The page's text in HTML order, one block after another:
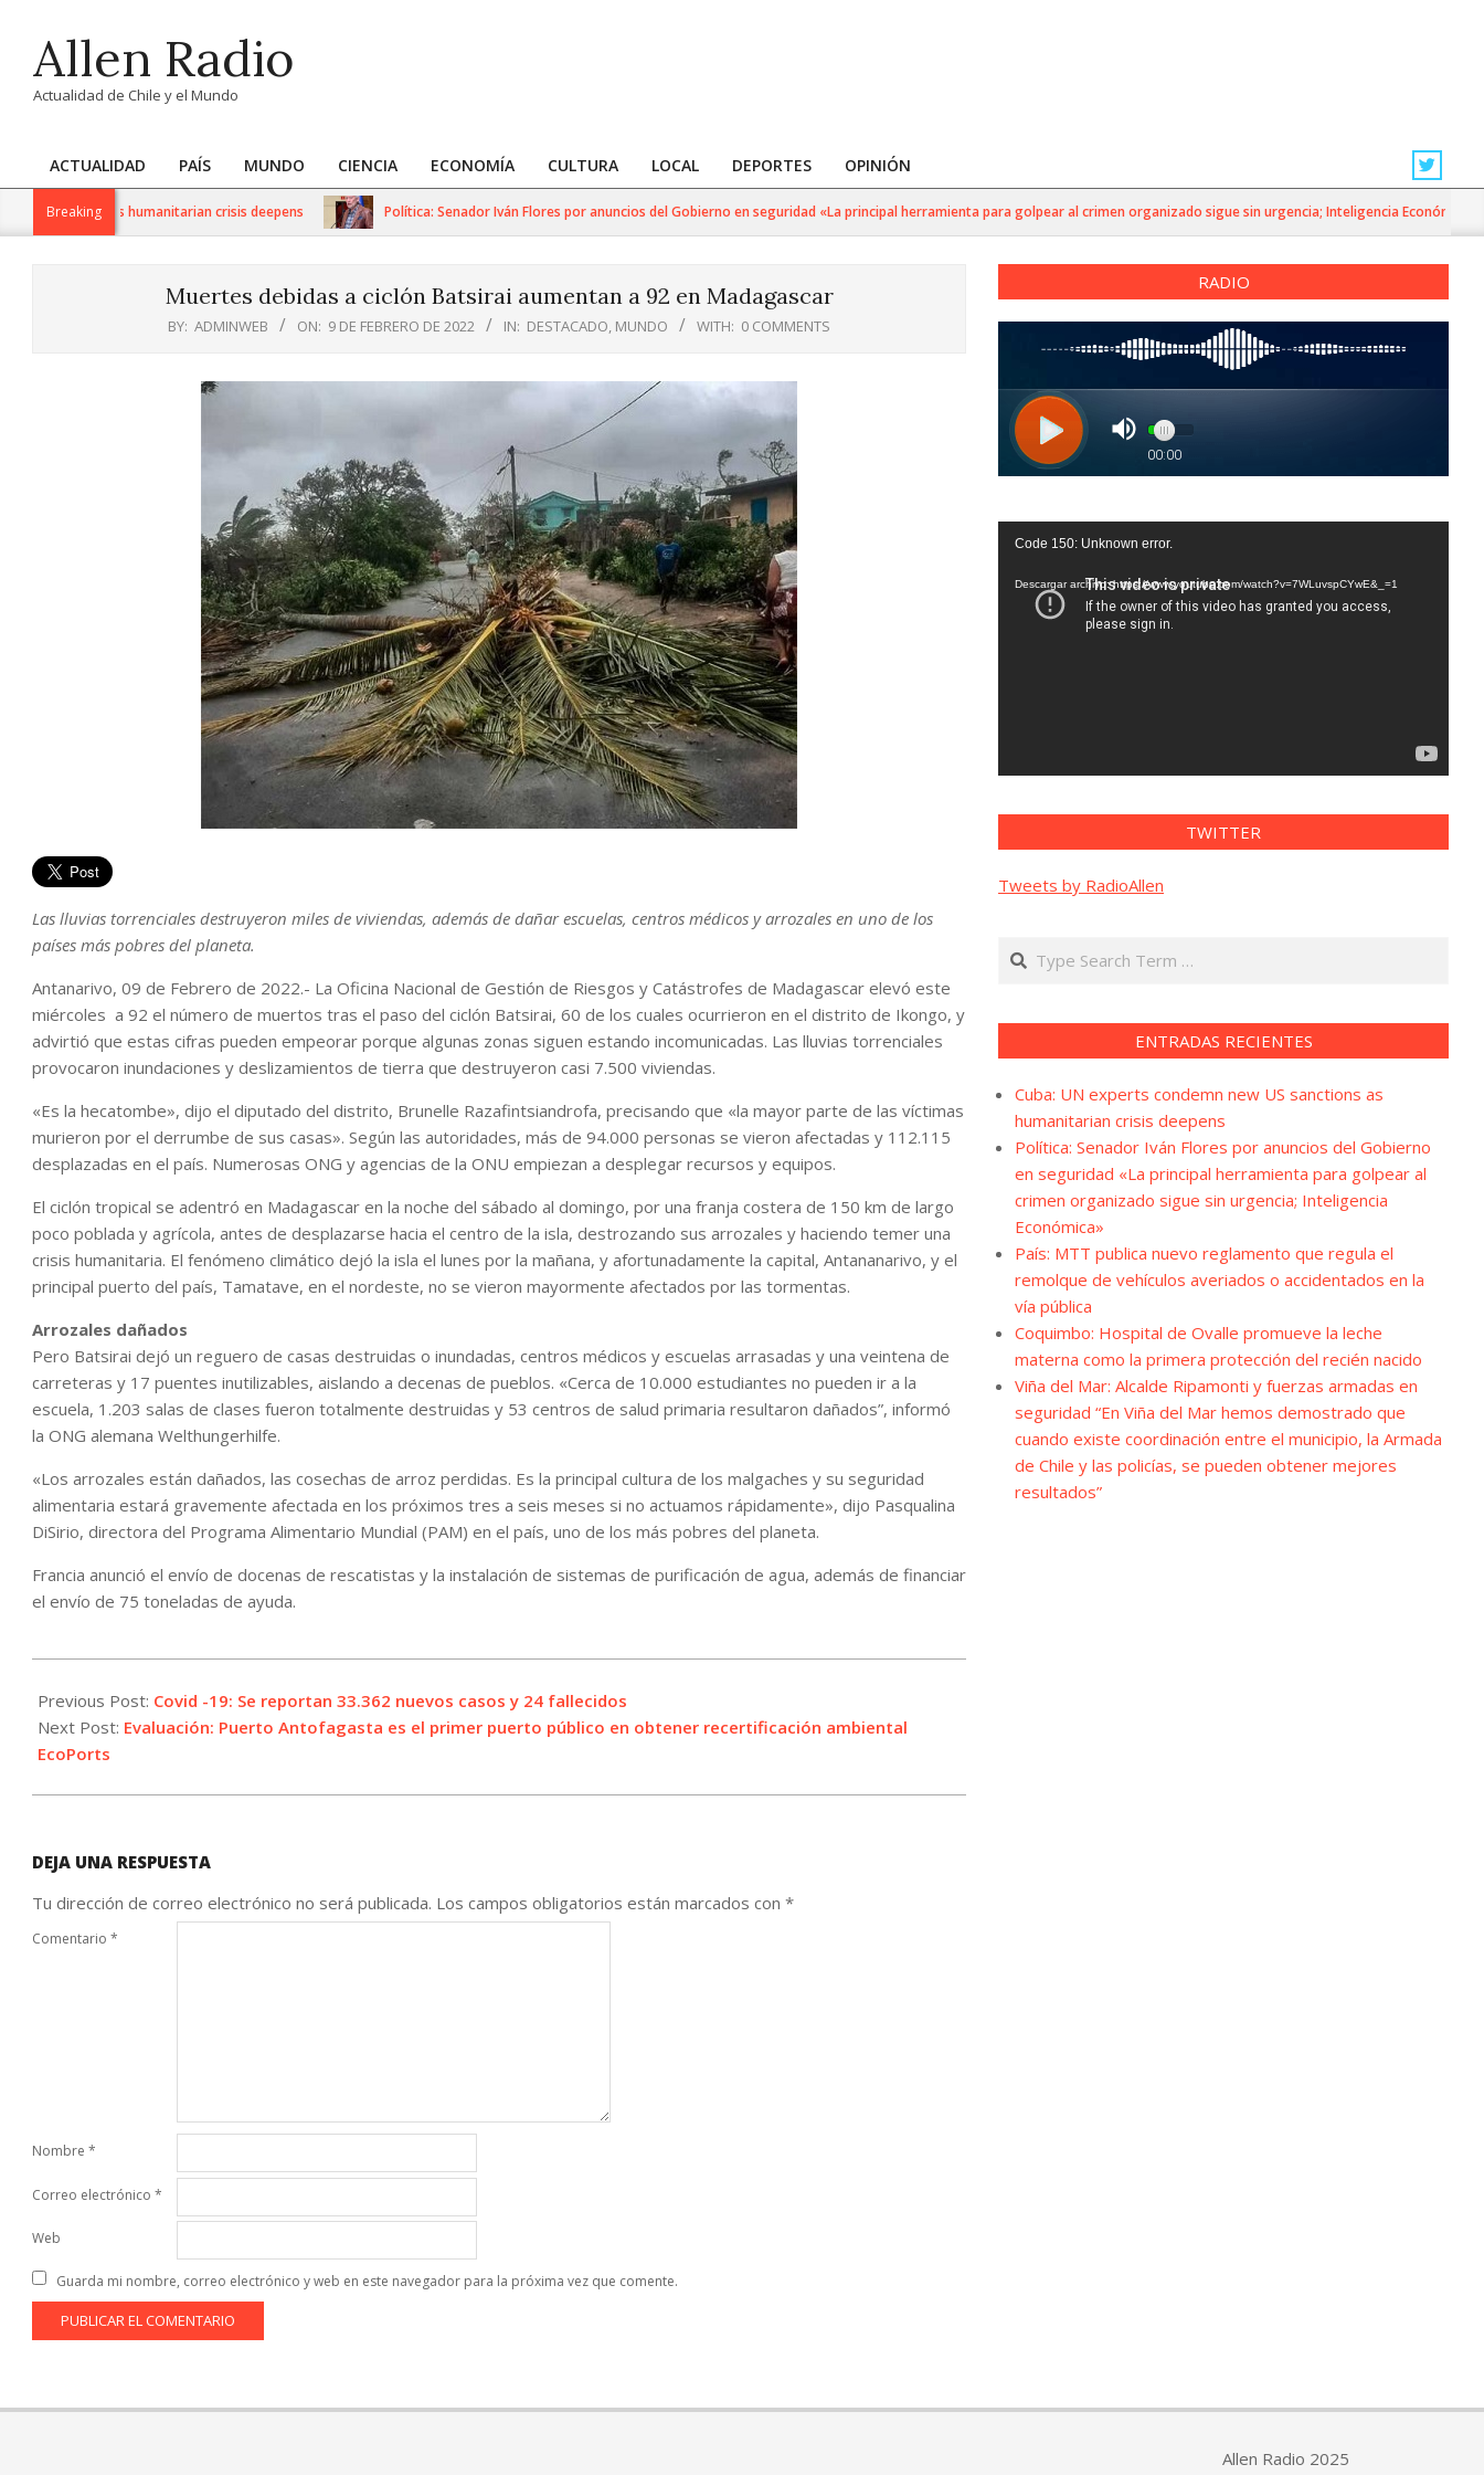
contentAllen Radio
Actualidad de Chile y el Mundo
Primary
Navigation
ACTUALIDAD PAÍS MUNDO CIENCIA ECONOMÍA CULTURA LOCAL DEPORTES OPINIÓN
Breaking
sanctions as humanitarian crisis deepens Política: Senador Iván Flores por anuncios del Gobierno en seguridad «La principal herramienta para golpear al crimen organizado sigue sin urgencia; Inteligencia Económica»
Muertes debidas a ciclón Batsirai aumentan a 92 en Madagascar
BY: ADMINWEB ON: 9 DE FEBRERO DE 2022 IN: DESTACADO, MUNDO WITH: 0 COMMENTS
Las lluvias torrenciales destruyeron miles de viviendas, además de dañar escuelas, centros médicos y arrozales en uno de los
países más pobres del planeta.
Antanarivo, 09 de Febrero de 2022.- La Oficina Nacional de Gestión de Riesgos y Catástrofes de Madagascar elevó este
miércoles a 92 el número de muertos tras el paso del ciclón Batsirai, 60 de los cuales ocurrieron en el distrito de Ikongo, y
advirtió que estas cifras pueden empeorar porque algunas zonas siguen estando incomunicadas. Las lluvias torrenciales
provocaron inundaciones y deslizamientos de tierra que destruyeron casi 7.500 viviendas.
«Es la hecatombe», dijo el diputado del distrito, Brunelle Razafintsiandrofa, precisando que «la mayor parte de las víctimas
murieron por el derrumbe de sus casas». Según las autoridades, más de 94.000 personas se vieron afectadas y 112.115
desplazadas en el país. Numerosas ONG y agencias de la ONU empiezan a desplegar recursos y equipos.
El ciclón tropical se adentró en Madagascar en la noche del sábado al domingo, por una franja costera de 150 km de largo
poco poblada y agrícola, antes de desplazarse hacia el centro de la isla, destrozando sus arrozales y haciendo temer una
crisis humanitaria. El fenómeno climático dejó la isla el lunes por la mañana, y afortunadamente la capital, Antananarivo, y el
principal puerto del país, Tamatave, en el nordeste, no se vieron mayormente afectados por las tormentas.
Arrozales dañados
Pero Batsirai dejó un reguero de casas destruidas o inundadas, centros médicos y escuelas arrasadas y una veintena de
carreteras y 17 puentes inutilizables, aislando a decenas de pueblos. «Cerca de 10.000 estudiantes no pueden ir a la
escuela, 1.203 salas de clases fueron totalmente destruidas y 53 centros de salud primaria resultaron dañados”, informó
la ONG alemana Welthungerhilfe.
«Los arrozales están dañados, las cosechas de arroz perdidas. Es la principal cultura de los malgaches y su seguridad
alimentaria estará gravemente afectada en los próximos tres a seis meses si no actuamos rápidamente», dijo Pasqualina
DiSirio, directora del Programa Alimentario Mundial (PAM) en el país, uno de los más pobres del planeta.
Francia anunció el envío de docenas de rescatistas y la instalación de sistemas de purificación de agua, además de financiar
el envío de 75 toneladas de ayuda.
02-
09
Previous Post: Covid -19: Se reportan 33.362 nuevos casos y 24 fallecidos
Next Post: Evaluación: Puerto Antofagasta es el primer puerto público en obtener recertificación ambiental
EcoPorts
DEJA UNA RESPUESTA
Tu dirección de correo electrónico no será publicada. Los campos obligatorios están marcados con *
Comentario *
Nombre *
Correo electrónico *
Web
Guarda mi nombre, correo electrónico y web en este navegador para la próxima vez que comente.
RADIO
Reproductor
vídeo
Code 150: Unknown error.
Descargar archivo: https://www.youtube.com/watch?v=7WLuvspCYwE&_=1
TWITTER
Tweets by RadioAllen
Search
ENTRADAS RECIENTES
Cuba: UN experts condemn new US sanctions as
humanitarian crisis deepens
Política: Senador Iván Flores por anuncios del Gobierno
en seguridad «La principal herramienta para golpear al
crimen organizado sigue sin urgencia; Inteligencia
Económica»
País: MTT publica nuevo reglamento que regula el
remolque de vehículos averiados o accidentados en la
vía pública
Coquimbo: Hospital de Ovalle promueve la leche
materna como la primera protección del recién nacido
Viña del Mar: Alcalde Ripamonti y fuerzas armadas en
seguridad “En Viña del Mar hemos demostrado que
cuando existe coordinación entre el municipio, la Armada
de Chile y las policías, se pueden obtener mejores
resultados”
Allen Radio 2025